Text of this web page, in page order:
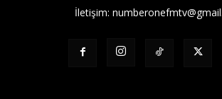
İletişim: